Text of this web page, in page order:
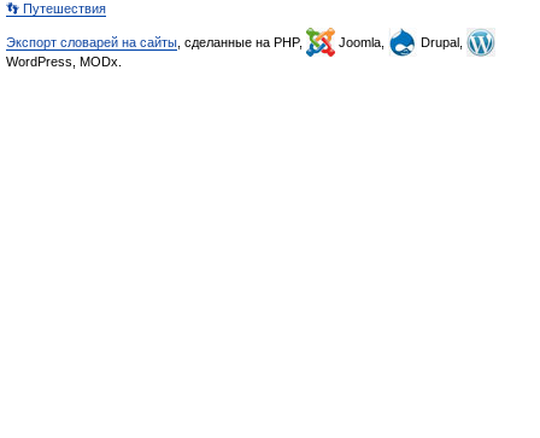
👣 Путешествия
Экспорт словарей на сайты , сделанные на PHP, Joomla,
Drupal,
WordPress, MODx.